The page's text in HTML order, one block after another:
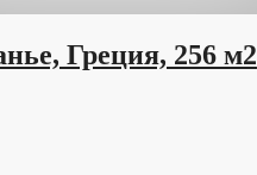
Греция, 256 м2